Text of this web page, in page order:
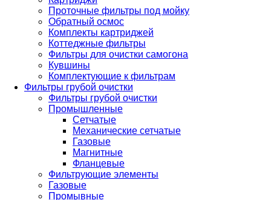
Проточные фильтры под мойку
Обратный осмос
Комплекты картриджей
Коттеджные фильтры
Фильтры для очистки самогона
Кувшины
Комплектующие к фильтрам
Фильтры грубой очистки
Фильтры грубой очистки
Промышленные
Сетчатые
Механические сетчатые
Газовые
Магнитные
Фланцевые
Фильтрующие элементы
Газовые
Промывные